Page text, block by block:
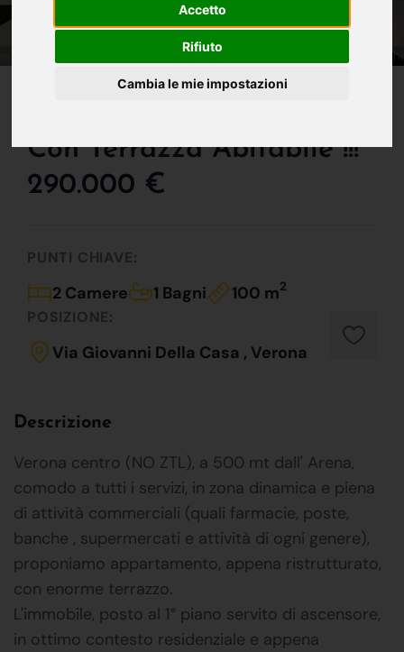
Accetto
Rifiuto
Cambia le mie impostazioni
Con Terrazza Abitabile !!!
290.000 €
PUNTI CHIAVE:
2 Camere 1 Bagni 100 m2
POSIZIONE:
Via Giovanni Della Casa , Verona
Descrizione
Verona centro (NO ZTL), a 500 mt dall' Arena,
comodo a tutti i servizi, in zona dinamica e piena
di attività commerciali (quali farmacie, poste,
banche , supermercati e attività di ogni genere),
proponiamo appartamento, appena ristrutturato,
con enorme terrazzo.
L'immobile, posto al 1° piano servito di ascensore,
in ottimo contesto residenziale e appena